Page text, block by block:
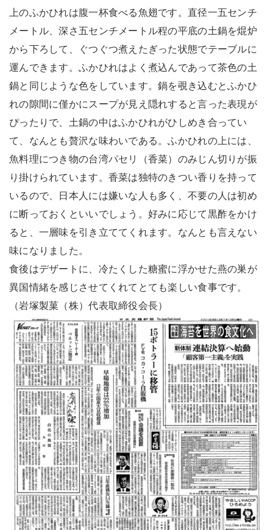
上のふかひれは腹一杯食べる魚翅です。直径一五センチ
メートル、深さ五センチメートル程の平底の土鍋を焜炉
から下ろして、ぐつぐつ煮えたぎった状態でテーブルに
運んできます。ふかひれはよく煮込んであって茶色の土
鍋と同じような色をしています。鍋を覗き込むとふかひ
れの隙間に僅かにスープが見え隠れすると言った表現が
ぴったりで、土鍋の中はふかひれがひしめき合ってい
て、なんとも贅沢な味わいである。ふかひれの上には、
魚料理につき物の台湾パセリ（香菜）のみじん切りが振
り掛けられています。香菜は独特のきつい香りを持って
いるので、日本人には嫌いな人も多く、不要の人は初め
に断っておくといいでしょう。好みに応じて黒酢をかけ
ると、一層味を引き立ててくれます。なんとも言えない
味になりました。
食後はデザートに、冷たくした糖蜜に浮かせた燕の巣が
異国情緒を感じさせてくれてとても楽しい食事です。
（岩塚製菓（株）代表取締役会長）